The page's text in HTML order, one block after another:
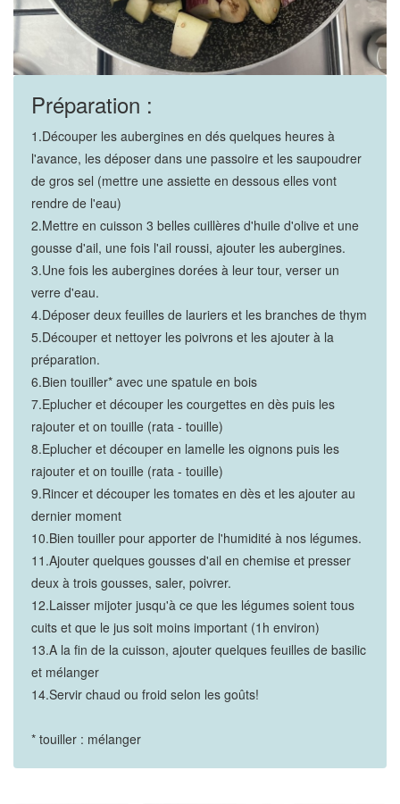
Préparation :
1.Découper les aubergines en dés quelques heures à
l'avance, les déposer dans une passoire et les saupoudrer
de gros sel (mettre une assiette en dessous elles vont
rendre de l'eau)
2.Mettre en cuisson 3 belles cuillères d'huile d'olive et une
gousse d'ail, une fois l'ail roussi, ajouter les aubergines.
3.Une fois les aubergines dorées à leur tour, verser un
verre d'eau.
4.Déposer deux feuilles de lauriers et les branches de thym
5.Découper et nettoyer les poivrons et les ajouter à la
préparation.
6.Bien touiller* avec une spatule en bois
7.Eplucher et découper les courgettes en dès puis les
rajouter et on touille (rata - touille)
8.Eplucher et découper en lamelle les oignons puis les
rajouter et on touille (rata - touille)
9.Rincer et découper les tomates en dès et les ajouter au
dernier moment
10.Bien touiller pour apporter de l'humidité à nos légumes.
11.Ajouter quelques gousses d'ail en chemise et presser
deux à trois gousses, saler, poivrer.
12.Laisser mijoter jusqu'à ce que les légumes soient tous
cuits et que le jus soit moins important (1h environ)
13.A la fin de la cuisson, ajouter quelques feuilles de basilic
et mélanger
14.Servir chaud ou froid selon les goûts!
* touiller : mélanger